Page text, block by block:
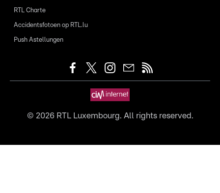
RTL Charte
Accidentsfotoen op RTL.lu
Push Astellungen
© 2026RTL Luxembourg. All rights reserved.